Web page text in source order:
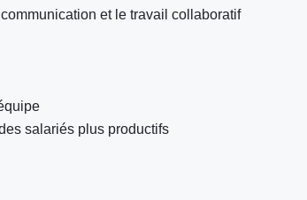
et le travail collaboratif
salariés plus productifs